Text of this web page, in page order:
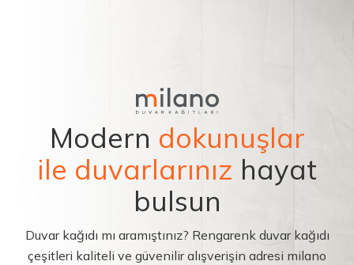
Modern dokunuşlar
ile duvarlarınız hayat
bulsun
Duvar kağıdı mı aramıştınız? Rengarenk duvar kağıdı
çeşitleri kaliteli ve güvenilir alışverişin adresi milano